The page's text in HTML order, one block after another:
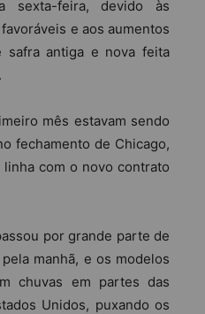
sexta-feira, devido às
e aos aumentos
antiga e nova feita
mês estavam sendo
fechamento de Chicago,
com o novo contrato
por grande parte de
manhã, e os modelos
chuvas em partes das
Unidos, puxando os